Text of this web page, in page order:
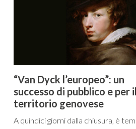
“Van Dyck l’europeo”: un
successo di pubblico e per il
territorio genovese
A quindici giorni dalla chiusura, è